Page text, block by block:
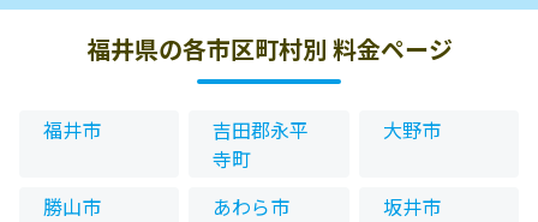
福井県の各市区町村別 料金ページ
福井市
吉田郡永平
寺町
大野市
勝山市 あわら市
坂井市